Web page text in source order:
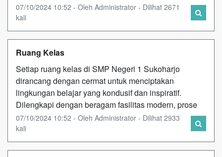
07/10/2024 10:52 - Oleh Administrator - Dilihat 2671
kali
Ruang Kelas
Setiap ruang kelas di SMP Negeri 1 Sukoharjo
dirancang dengan cermat untuk menciptakan
lingkungan belajar yang kondusif dan inspiratif.
Dilengkapi dengan beragam fasilitas modern, prose
07/10/2024 10:52 - Oleh Administrator - Dilihat 2933
kali